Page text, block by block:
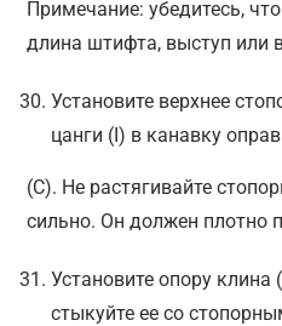
Примечание: убедитесь,
длина штифта, выступ или
Установите верхнее
цанги (I) в канавку
(С). Не растягивайте
сильно. Он должен плотно
Установите опору клина
стыкуйте ее со